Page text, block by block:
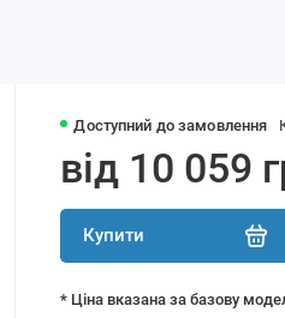
Доступний до замовлення
від 10 059
Купити
* Ціна вказана за базову